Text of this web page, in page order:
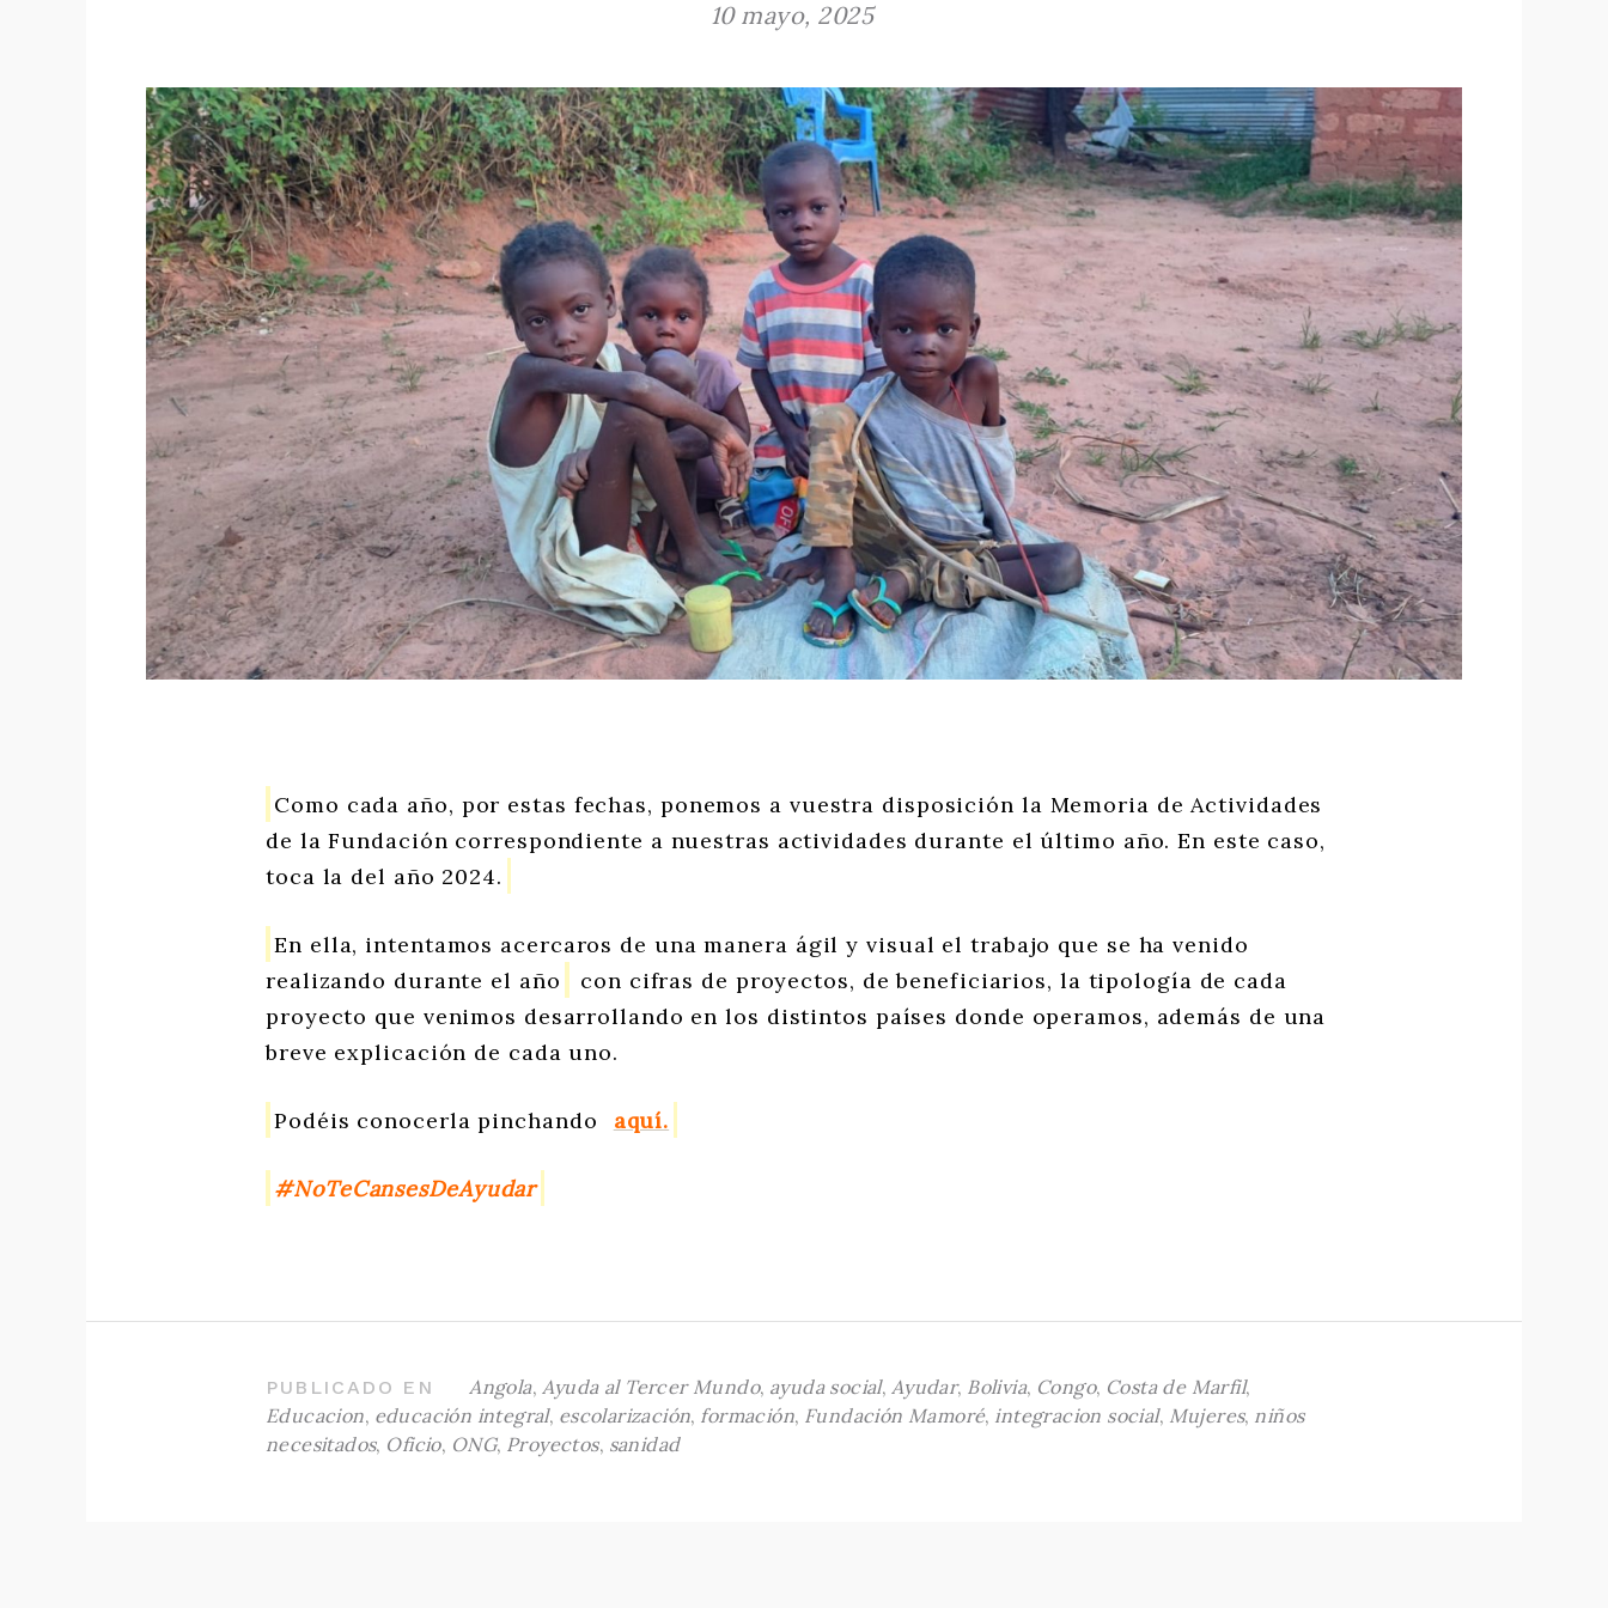
10 mayo, 2025
Como cada año, por estas fechas, ponemos a vuestra disposición la Memoria de Actividades
de la Fundación correspondiente a nuestras actividades durante el último año. En este caso,
toca la del año 2024.
En ella, intentamos acercaros de una manera ágil y visual el trabajo que se ha venido
realizando durante el año
con cifras de proyectos, de beneficiarios, la tipología de cada
proyecto que venimos desarrollando en los distintos países donde operamos, además de una
breve explicación de cada uno.
Podéis conocerla pinchando aquí.
#NoTeCansesDeAyudar
PUBLICADO EN Angola, Ayuda al Tercer Mundo, ayuda social, Ayudar, Bolivia, Congo, Costa de Marfil,
Educacion, educación integral, escolarización, formación, Fundación Mamoré, integracion social, Mujeres, niños
necesitados, Oficio, ONG, Proyectos, sanidad